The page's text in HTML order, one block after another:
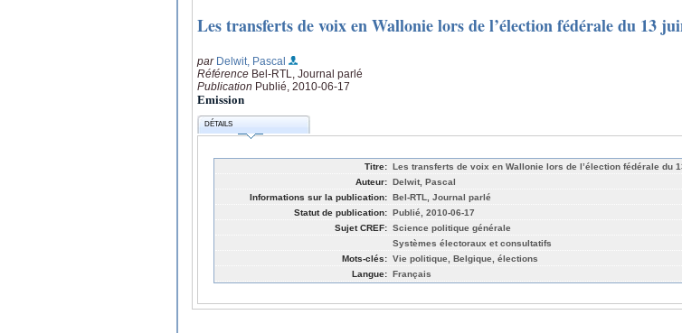
Les transferts de voix en Wallonie lors de l’élection fédérale du 13
par Delwit, Pascal
Référence Bel-RTL, Journal parlé
Publication Publié, 2010-06-17
Emission
DÉTAILS
Titre: Les transferts de voix en Wallonie lors de l’élection fédérale du
Auteur: Delwit, Pascal
Informations sur la publication: Bel-RTL, Journal parlé
Statut de publication: Publié, 2010-06-17
Sujet CREF: Science politique générale
Systèmes électoraux et consultatifs
Mots-clés: Vie politique, Belgique, élections
Langue: Français